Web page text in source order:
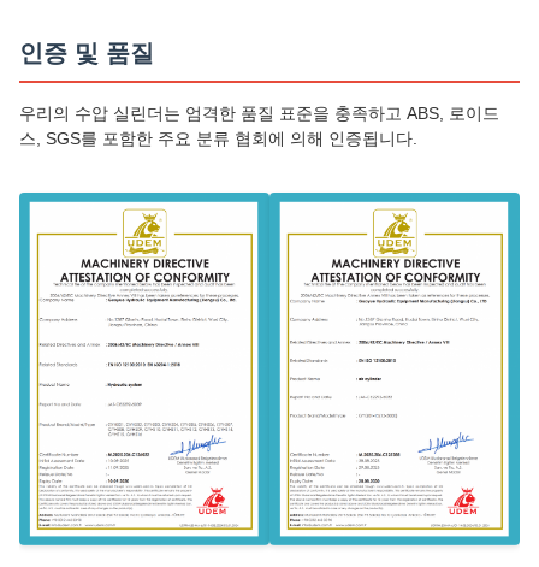
인증 및 품질
우리의 수압 실린더는 엄격한 품질 표준을 충족하고 ABS, 로이드
스, SGS를 포함한 주요 분류 협회에 의해 인증됩니다.